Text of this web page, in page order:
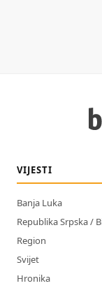
VIJESTI
Banja Luka
Republika Srpska /
Region
Svijet
Hronika